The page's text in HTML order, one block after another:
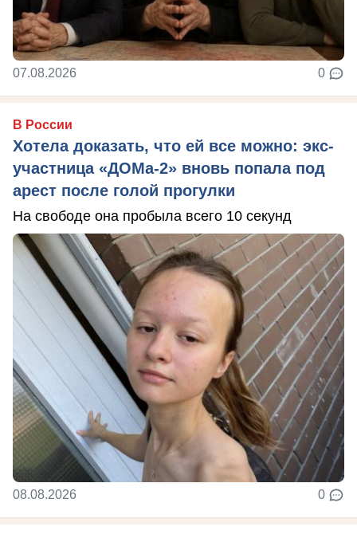
07.08.2026 0
В России
Хотела доказать, что ей все можно: экс-
участница «ДОМа-2» вновь попала под
арест после голой прогулки
На свободе она пробыла всего 10 секунд
08.08.2026 0